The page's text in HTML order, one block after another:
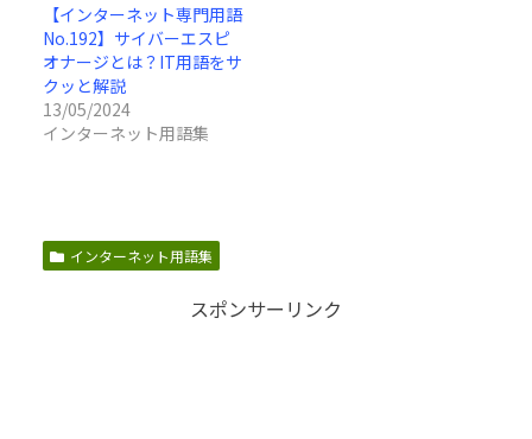
【インターネット専門用語
No.192】サイバーエスピ
オナージとは？IT用語をサ
クッと解説
13/05/2024
インターネット用語集
インターネット用語集
スポンサーリンク